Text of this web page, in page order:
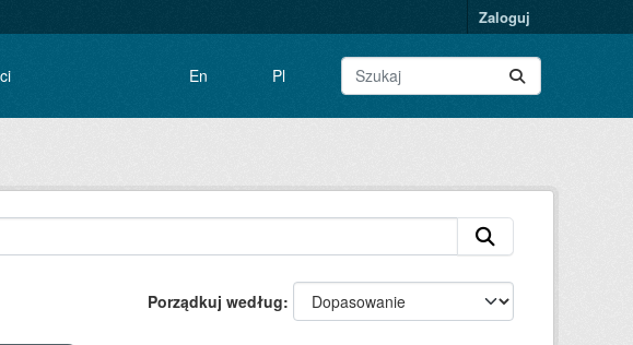
Zaloguj
En Pl
Porządkuj według